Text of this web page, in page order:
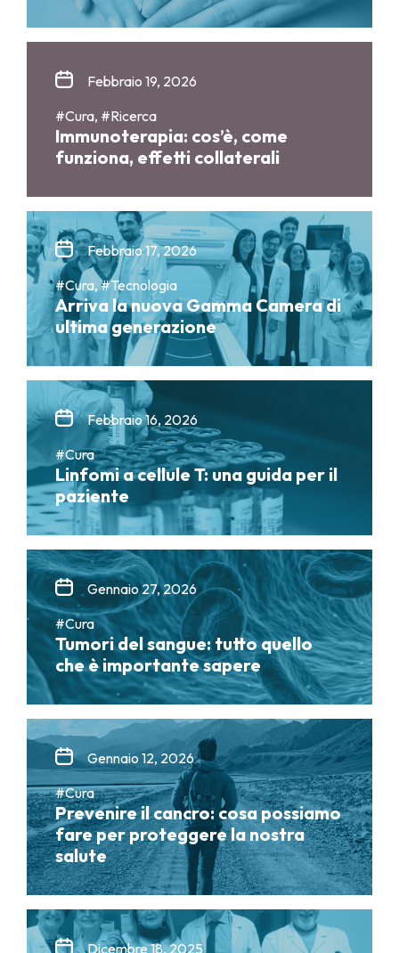
Febbraio 19, 2026
#Cura, #Ricerca
Immunoterapia: cos’è, come
funziona, effetti collaterali
Febbraio 17, 2026
#Cura, #Tecnologia
Arriva la nuova Gamma Camera di
ultima generazione
Febbraio 16, 2026
#Cura
Linfomi a cellule T: una guida per il
paziente
Gennaio 27, 2026
#Cura
Tumori del sangue: tutto quello
che è importante sapere
Gennaio 12, 2026
#Cura
Prevenire il cancro: cosa possiamo
fare per proteggere la nostra
salute
Dicembre 18, 2025